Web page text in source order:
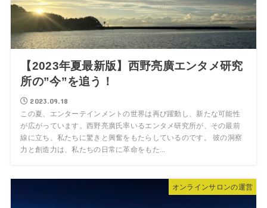
【2023年夏最新版】西野亮廣エンタメ研究
所の”今”を追う！
2023.09.18
この夏、エンターテインメントの世界は再び躍動し、新たな可能性
が広がっています。西野亮廣氏率いるエンタメ研究所が、その最前
線に立ち、私たちに驚きと興奮をもたらしているのです。 彼の洞察
力と創造力は、私たちの日常に革命をもた...
オンラインサロンの運営